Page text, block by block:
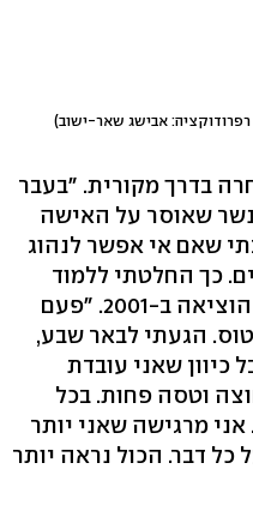
רפרודוקציה: אבישג שאר-ישוב)
בדרך מקורית. "בעבר
שאוסר על האישה
שאם אי אפשר לנהוג
כך החלטתי ללמוד
טיס". את רשיון הטיסה שלה הוציאה ב-2001. "פעם
הגעתי לבאר שבע,
כיוון שאני עובדת
וטסה פחות. בכל
אני מרגישה שאני יותר
כל דבר. הכול נראה יותר